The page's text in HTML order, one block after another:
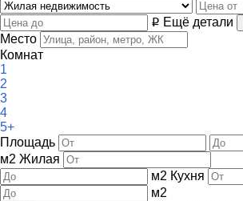
i Ещё детали
Место
Комнат
1
2
3
4
5+
Площадь
м2 Жилая
м2 Кухня
м2